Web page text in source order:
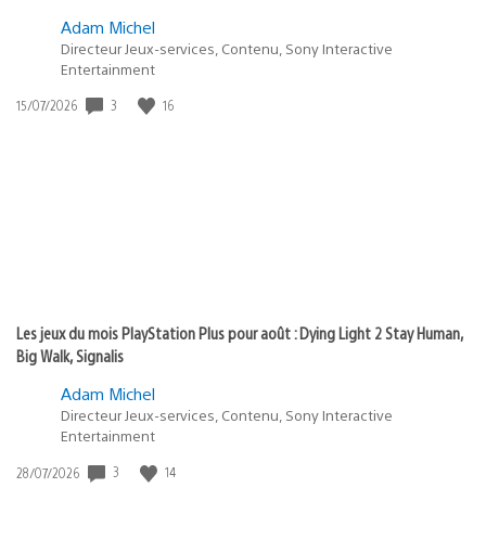
Adam Michel
Directeur Jeux-services, Contenu, Sony Interactive
Entertainment
Date
15/07/2026 3 16
Les jeux du mois PlayStation Plus pour août : Dying Light 2 Stay Human,
Big Walk, Signalis
Adam Michel
Directeur Jeux-services, Contenu, Sony Interactive
Entertainment
Date
28/07/2026 3 14